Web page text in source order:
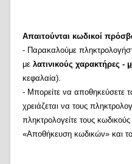
Απαιτούνται κωδικοί
- Παρακαλούμε
με λατινικούς χαρακτήρες -
κεφαλαία).
- Μπορείτε να αποθηκεύσετε
χρειάζεται να τους
πληκτρολογείτε τους
«Αποθήκευση κωδικών» και